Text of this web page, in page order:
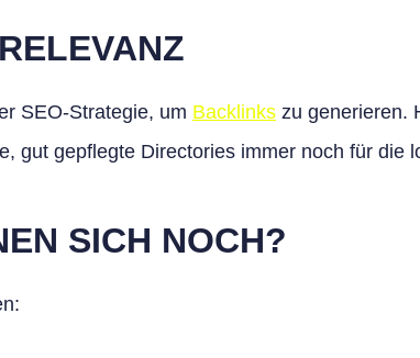
SEO-Strategie, um Backlinks zu generieren.
gut gepflegte Directories immer noch für die
SICH NOCH?